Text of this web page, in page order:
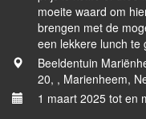
moeite waard om
brengen met de
een lekkere lunch te
Beeldentuin
20, , Marienheem,
1 maart 2025 tot en